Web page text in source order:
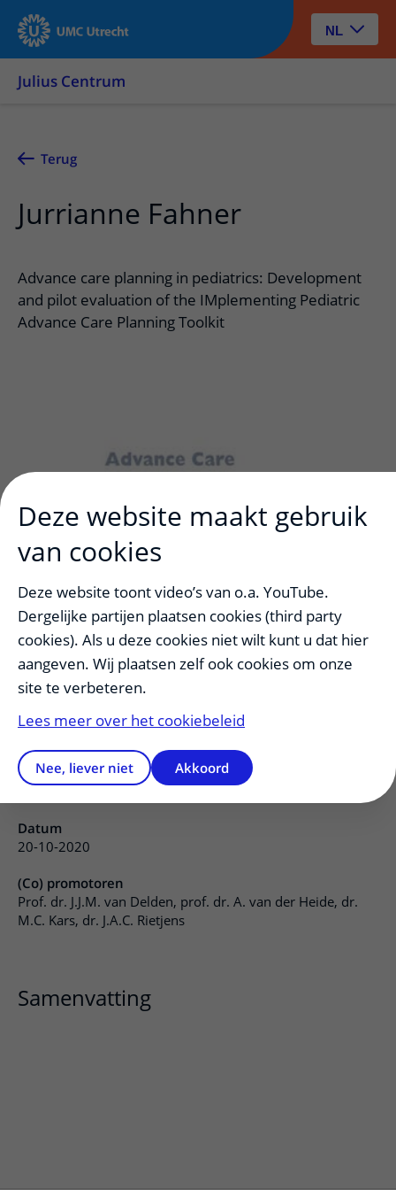
NL
Julius Centrum
Terug
Jurrianne Fahner
Advance care planning in pediatrics: Development
and pilot evaluation of the IMplementing Pediatric
Advance Care Planning Toolkit
Datum
20-10-2020
(Co) promotoren
Prof. dr. J.J.M. van Delden, prof. dr. A. van der Heide, dr.
M.C. Kars, dr. J.A.C. Rietjens
Samenvatting
Deze website maakt gebruik
van cookies
Deze website toont video’s van o.a. YouTube.
Dergelijke partijen plaatsen cookies (third party
cookies). Als u deze cookies niet wilt kunt u dat hier
aangeven. Wij plaatsen zelf ook cookies om onze
site te verbeteren.
Lees meer over het cookiebeleid
Nee, liever niet Akkoord